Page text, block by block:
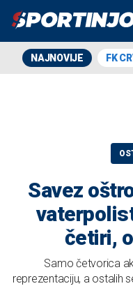
NAJNOVIJE FK
Savez
četiri,
Samo četvorica
reprezentaciju, a ostalih